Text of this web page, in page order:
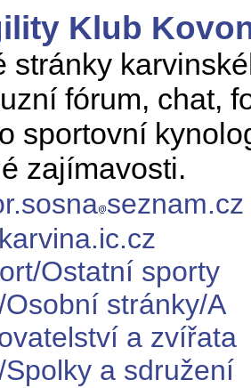
Klub
stránky
fórum, chat,
sportovní
zajímavosti.
seznam.cz
Ostatní sporty
stránky/A
a zvířata
a sdružení